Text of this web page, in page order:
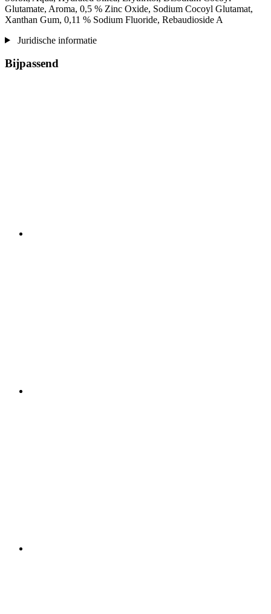
Glutamate, Aroma, 0,5 % Zinc Oxide, Sodium Cocoyl Glutamat,
Xanthan Gum, 0,11 % Sodium Fluoride, Rebaudioside A
Juridische informatie
Bijpassend